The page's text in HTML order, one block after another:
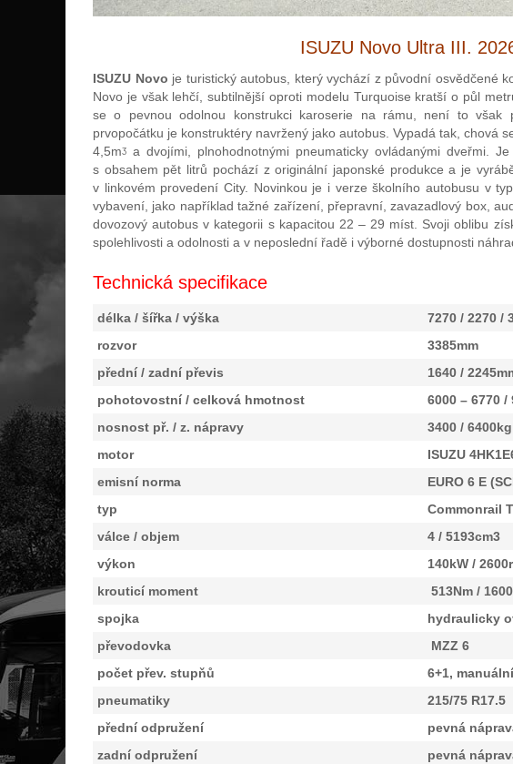
ISUZU Novo Ultra III.
ISUZU Novo je turistický autobus, který vychází z původní osvědčené
Novo je však lehčí, subtilnější oproti modelu Turquoise kratší o půl
se o pevnou odolnou konstrukci karoserie na rámu, není to však
prvopočátku je konstruktéry navržený jako autobus. Vypadá tak, chová
4,5mᶾ a dvojími, plnohodnotnými pneumaticky ovládanými dveřmi.
s obsahem pět litrů pochází z originální japonské produkce a je
v linkovém provedení City. Novinkou je i verze školního autobusu v
vybavení, jako například tažné zařízení, přepravní, zavazadlový box,
dovozový autobus v kategorii s kapacitou 22 – 29 míst. Svoji oblibu
spolehlivosti a odolnosti a v neposlední řadě i výborné dostupnosti
Technická specifikace
délka / šířka / výška
7270 / 2270 /
rozvor
3385mm
přední / zadní převis
1640 /
pohotovostní / celková hmotnost
6000 – 6770 /
nosnost př. / z. nápravy
3400 / 6400kg
motor
ISUZU
emisní norma
EURO 6 E
typ
Commonrail
válce / objem
4 / 5193cm3
výkon
140kW /
krouticí moment
513Nm /
spojka
hydraulicky
převodovka
MZZ 6
počet přev. stupňů
6+1,
pneumatiky
215/75 R17.5
přední odpružení
pevná
zadní odpružení
pevná